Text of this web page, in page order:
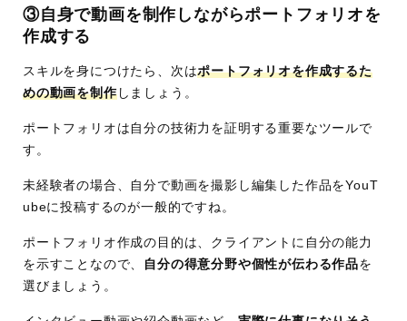
③自身で動画を制作しながらポートフォリオを
作成する
スキルを身につけたら、次はポートフォリオを作成するた
めの動画を制作しましょう。
ポートフォリオは自分の技術力を証明する重要なツールで
す。
未経験者の場合、自分で動画を撮影し編集した作品をYouT
ubeに投稿するのが一般的ですね。
ポートフォリオ作成の目的は、クライアントに自分の能力
を示すことなので、
自分の得意分野や個性が伝わる作品を
選びましょう。